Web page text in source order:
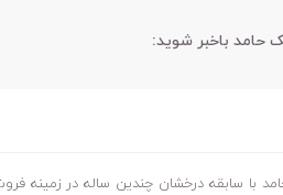
حامد باخبر شوید:
با سابقه درخشان چندین ساله در زمینه